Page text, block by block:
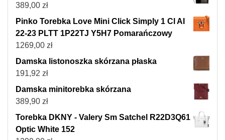
389,00 zł
Pinko Torebka Love Mini Click Simply 1 Cl AI
22-23 PLTT 1P22TJ Y5H7 Pomarańczowy
1269,00 zł
Damska listonoszka skórzana płaska
191,92 zł
Damska minitorebka skórzana
389,90 zł
Torebka DKNY - Valery Sm Satchel R22D3Q61
Optic White 152